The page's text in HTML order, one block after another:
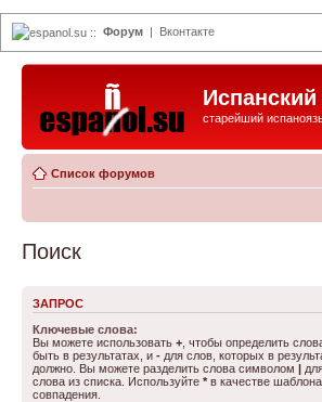
espanol.su :: Форум | Вконтакте
старейший
Список форумов
Поиск
ЗАПРОС
Ключевые слова:
Вы можете использовать + , чтобы определить
быть в результатах, и - для слов, которых в
должно. Вы можете разделить слова символом |
слова из списка. Используйте * в качестве
совпадения.